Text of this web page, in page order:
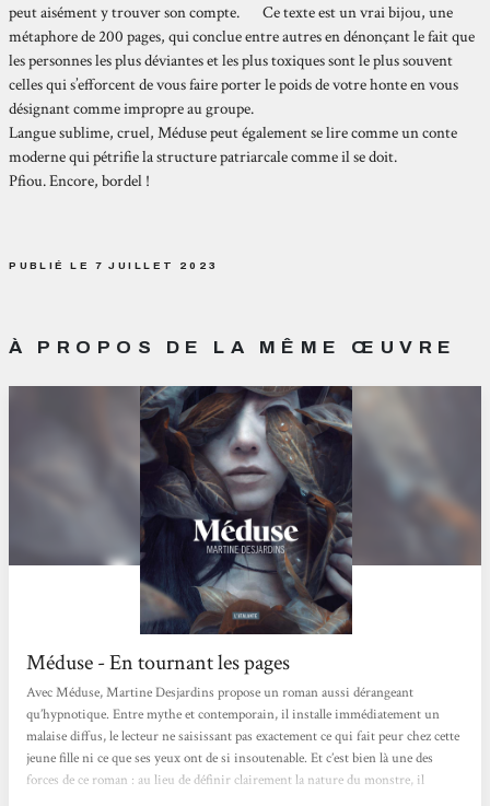
peut aisément y trouver son compte. Ce texte est un vrai bijou, une
métaphore de 200 pages, qui conclue entre autres en dénonçant le fait que
les personnes les plus déviantes et les plus toxiques sont le plus souvent
celles qui s’efforcent de vous faire porter le poids de votre honte en vous
désignant comme impropre au groupe.
Langue sublime, cruel, Méduse peut également se lire comme un conte
moderne qui pétrifie la structure patriarcale comme il se doit.
Pfiou. Encore, bordel !
PUBLIÉ LE 7 JUILLET 2023
À PROPOS DE LA MÊME ŒUVRE
Méduse - En tournant les pages
Avec Méduse, Martine Desjardins propose un roman aussi dérangeant
qu’hypnotique. Entre mythe et contemporain, il installe immédiatement un
malaise diffus, le lecteur ne saisissant pas exactement ce qui fait peur chez cette
jeune fille ni ce que ses yeux ont de si insoutenable. Et c’est bien là une des
forces de ce roman : au lieu de définir clairement la nature du monstre, il